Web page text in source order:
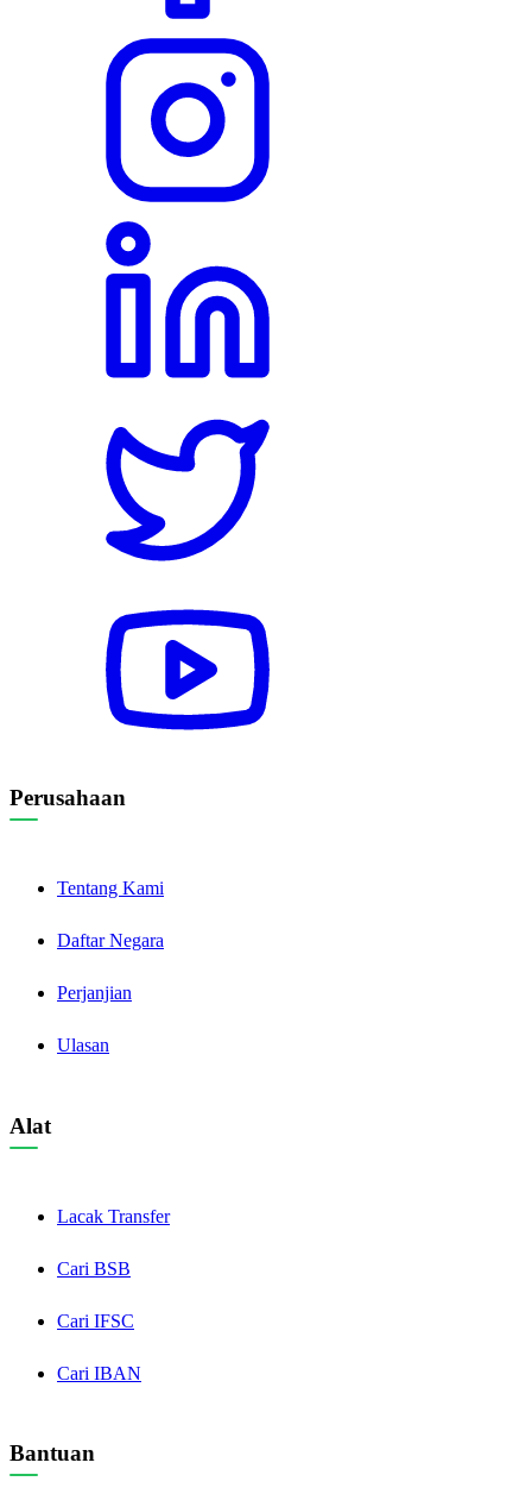
Perusahaan
Tentang Kami
Daftar Negara
Perjanjian
Ulasan
Alat
Lacak Transfer
Cari BSB
Cari IFSC
Cari IBAN
Bantuan